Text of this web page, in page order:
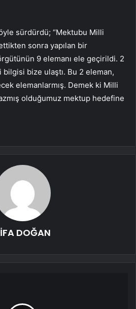
sürdürdü; “Mektubu Milli
sonra yapılan bir
9 elemanı ele geçirildi. 2
bilgisi bize ulaştı. Bu 2 eleman,
elemanlarmış. Demek ki Milli
olduğumuz mektup hedefine
DOĞAN